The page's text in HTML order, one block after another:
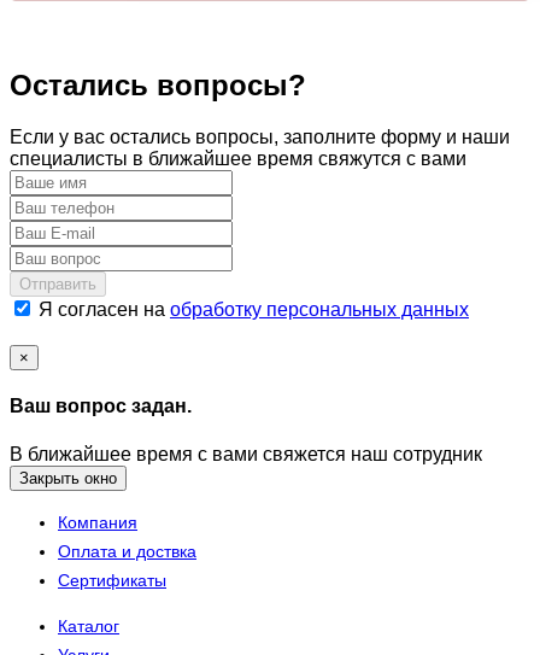
Остались вопросы?
Если у вас остались вопросы, заполните форму и наши
специалисты в ближайшее время свяжутся с вами
Отправить
Я согласен на обработку персональных данных
×
Ваш вопрос задан.
В ближайшее время с вами свяжется наш сотрудник
Закрыть окно
Компания
Оплата и доствка
Сертификаты
Каталог